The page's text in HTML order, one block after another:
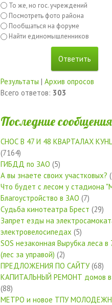
То же, но гос. учреждений
Посмотреть фото района
Пообщаться на форуме
Найти единомышленников
Результаты | Архив опросов
Всего ответов: 303
Последние сообщения
СНОС В 47 И 48 КВАРТАЛАХ
(7164)
ГИБДД по ЗАО (5)
А вы знаете своих участковых?
Что будет с лесом у стадиона
Благоустройство в ЗАО (7)
Судьба кинотеатра Брест (29)
Запрет езды на
электровелосипедах (5)
SOS незаконная Вырубка леса в
(лес за управой) (2)
ПРЕДЛОЖЕНИЯ ПО САЙТУ(68)
КАПИТАЛЬНЫЙ РЕМОНТ домов в
(88)
МЕТРО и новое ТПУ